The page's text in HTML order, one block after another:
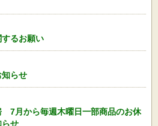
るお願い
知らせ
7月から毎週木曜日一部商品のお休
らせ